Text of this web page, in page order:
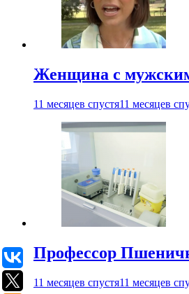
Женщина с
11 месяцев спустя11 месяцев
Профессор
11 месяцев спустя11 месяцев